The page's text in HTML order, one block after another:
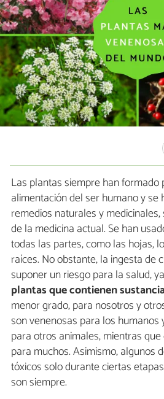
Las plantas siempre han formado
alimentación del ser humano y se
remedios naturales y
de la medicina actual. Se han
todas las partes, como las hojas,
raíces. No obstante, la ingesta de
suponer un riesgo para la salud,
plantas que contienen
menor grado, para nosotros y
son venenosas para los humanos
para otros animales, mientras
para muchos. Asimismo, algunos
tóxicos solo durante ciertas
son siempre.